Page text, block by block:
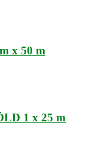
x 50 m
1 x 25 m